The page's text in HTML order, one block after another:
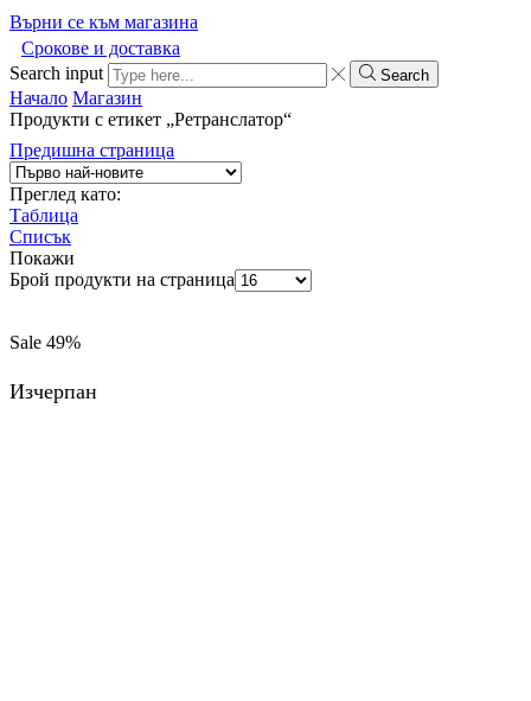
Върни се към магазина
Срокове и доставка
Search input
Search
Начало Магазин
Продукти с етикет „Ретранслатор“
Предишна страница
Преглед като:
Таблица
Списък
Покажи
Брой продукти на страница
Sale 49%
Изчерпан